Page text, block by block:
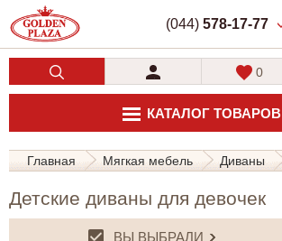
(044) 578-17-77
КАТАЛОГ ТОВАРОВ
0
Главная Мягкая мебель Диваны
Детские диваны для девочек
ВЫ ВЫБРАЛИ